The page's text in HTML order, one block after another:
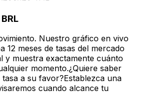
Nuestro gráfico en vivo
12 meses de tasas del mercado
y muestra exactamente cuánto
momento.¿Quiere saber
a su favor?Establezca una
cuando alcance tu